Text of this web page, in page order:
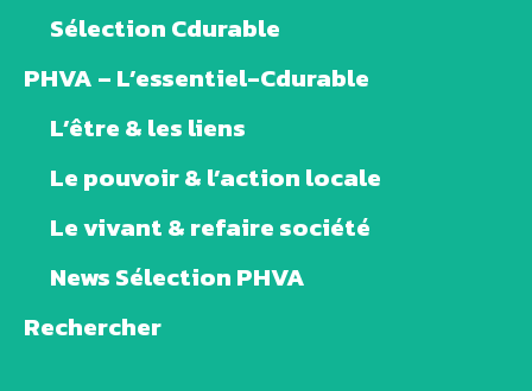
Sélection Cdurable
PHVA – L’essentiel-Cdurable
L’être & les liens
Le pouvoir & l’action locale
Le vivant & refaire société
News Sélection PHVA
Rechercher